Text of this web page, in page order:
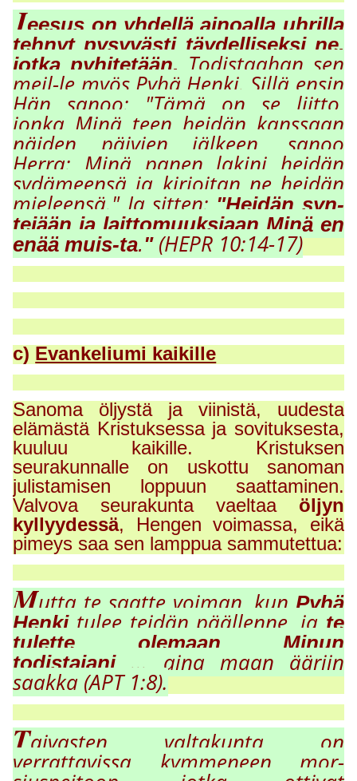
Jeesus on yhdellä ainoalla uhrilla
tehnyt pysyvästi täydelliseksi ne,
jotka pyhitetään. Todistaahan sen
meil-le myös Pyhä Henki. Sillä ensin
Hän sanoo: "Tämä on se liitto,
jonka Minä teen heidän kanssaan
näiden päivien jälkeen, sanoo
Herra: Minä panen lakini heidän
sydämeensä ja kirjoitan ne heidän
mieleensä." Ja sitten: "Heidän syn-
tejään ja laittomuuksiaan Minä en
enää muis-ta." (HEPR 10:14-17)
c) Evankeliumi kaikille
Sanoma öljystä ja viinistä, uudesta
elämästä Kristuksessa ja sovituksesta,
kuuluu kaikille. Kristuksen
seurakunnalle on uskottu sanoman
julistamisen loppuun saattaminen.
Valvova seurakunta vaeltaa öljyn
kyllyydessä, Hengen voimassa, eikä
pimeys saa sen lamppua sammutettua:
Mutta te saatte voiman, kun Pyhä
Henkitulee teidän päällenne, ja te
tulette olemaan Minun
todistajani... aina maan ääriin
saakka (APT 1:8).
Taivasten valtakunta on
verrattavissa kymmeneen mor-